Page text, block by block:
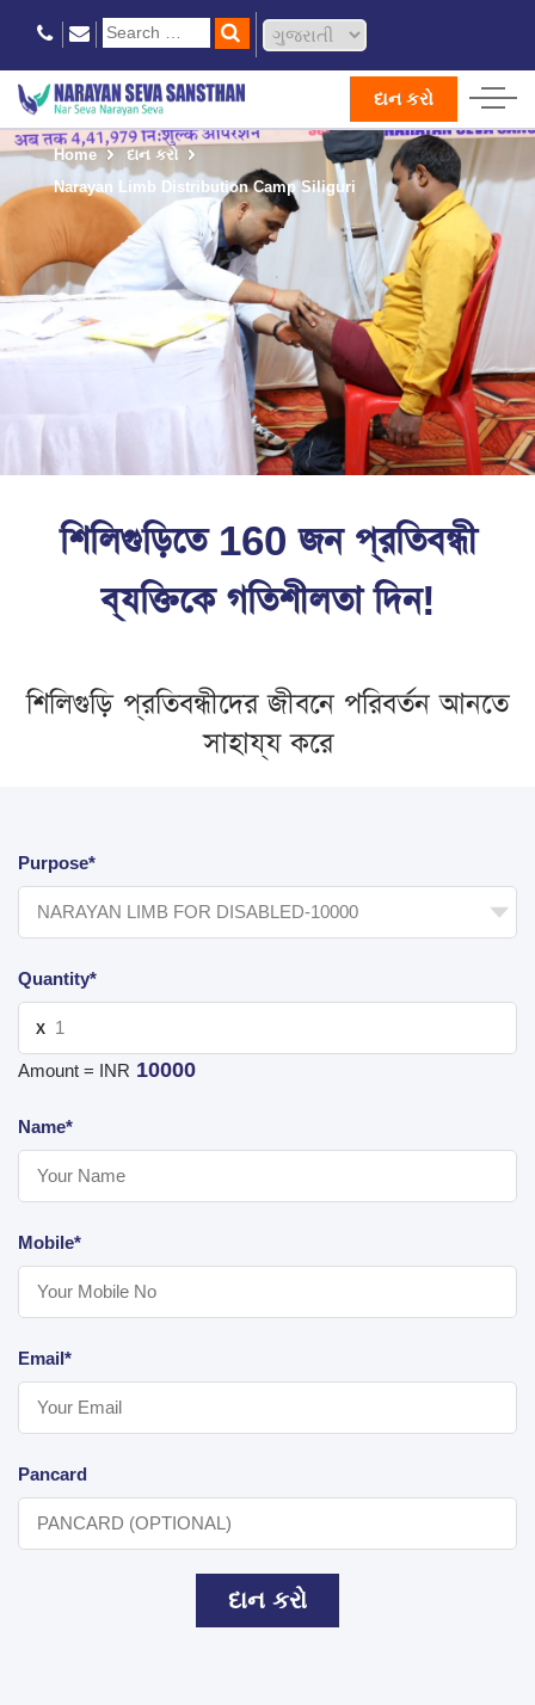
દાન કરો
Home
દાન કરો
Narayan Limb Distribution Camp Siliguri
শিলিগুড়িতে 160 জন প্রতিবন্ধী
ব্যক্তিকে গতিশীলতা দিন!
শিলিগুড়ি প্রতিবন্ধীদের জীবনে পরিবর্তন আনতে
সাহায্য করে
Purpose*
Quantity*
X
Amount = INR 10000
Name*
Mobile*
Email*
Pancard
દાન કરો